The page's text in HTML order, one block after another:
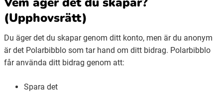
(Upphovsrätt)
Du äger det du skapar genom ditt konto, men är du anonym
är det Polarbibblo som tar hand om ditt bidrag. Polarbibblo
får använda ditt bidrag genom att:
Spara det